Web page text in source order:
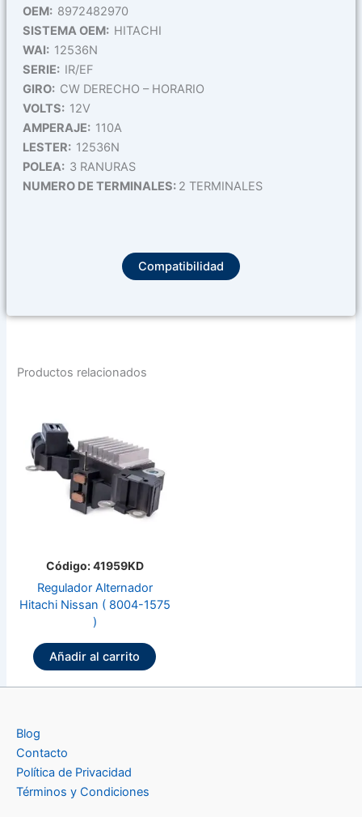
OEM: 8972482970
SISTEMA OEM: HITACHI
WAI: 12536N
SERIE: IR/EF
GIRO: CW DERECHO – HORARIO
VOLTS: 12V
AMPERAJE: 110A
LESTER: 12536N
POLEA: 3 RANURAS
NUMERO DE TERMINALES: 2 TERMINALES
Compatibilidad
Productos relacionados
Código: 41959KD
Regulador Alternador
Hitachi Nissan ( 8004-1575
)
Añadir al carrito
Blog
Contacto
Política de Privacidad
Términos y Condiciones